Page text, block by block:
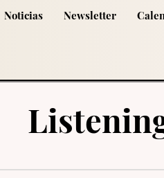
Noticias Newsletter